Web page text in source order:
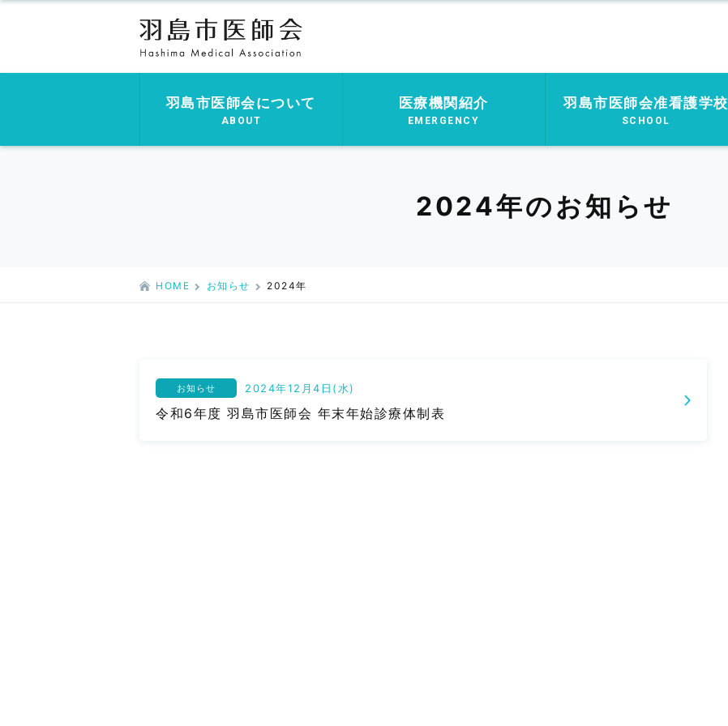
羽島市医師会について
ABOUT
医療機関紹介
EMERGENCY
羽島市医師会准看護学校
SCHOOL
2024年のお知らせ
HOME お知らせ 2024年
お知らせ 2024年12月4日(水)
令和6年度 羽島市医師会 年末年始診療体制表